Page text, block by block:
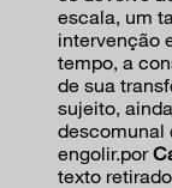
escala, um
intervenção
tempo, a
de sua
sujeito,
descomunal
engolir.por
texto